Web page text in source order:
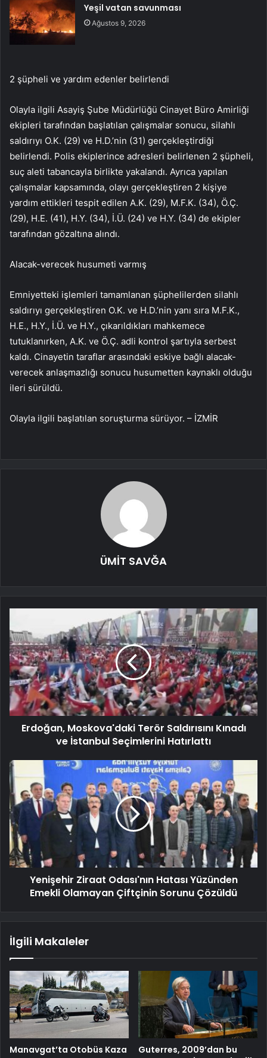
Yeşil vatan savunması
Ağustos 9, 2026
2 şüpheli ve yardım edenler belirlendi
Olayla ilgili Asayiş Şube Müdürlüğü Cinayet Büro Amirliği
ekipleri tarafından başlatılan çalışmalar sonucu, silahlı
saldırıyı O.K. (29) ve H.D.’nin (31) gerçekleştirdiği
belirlendi. Polis ekiplerince adresleri belirlenen 2 şüpheli,
suç aleti tabancayla birlikte yakalandı. Ayrıca yapılan
çalışmalar kapsamında, olayı gerçekleştiren 2 kişiye
yardım ettikleri tespit edilen A.K. (29), M.F.K. (34), Ö.Ç.
(29), H.E. (41), H.Y. (34), İ.Ü. (24) ve H.Y. (34) de ekipler
tarafından gözaltına alındı.
Alacak-verecek husumeti varmış
Emniyetteki işlemleri tamamlanan şüphelilerden silahlı
saldırıyı gerçekleştiren O.K. ve H.D.’nin yanı sıra M.F.K.,
H.E., H.Y., İ.Ü. ve H.Y., çıkarıldıkları mahkemece
tutuklanırken, A.K. ve Ö.Ç. adli kontrol şartıyla serbest
kaldı. Cinayetin taraflar arasındaki eskiye bağlı alacak-
verecek anlaşmazlığı sonucu husumetten kaynaklı olduğu
ileri sürüldü.
Olayla ilgili başlatılan soruşturma sürüyor. – İZMİR
ÜMİT SAVĞA
Erdoğan, Moskova'daki Terör Saldırısını Kınadı
ve İstanbul Seçimlerini Hatırlattı
Yenişehir Ziraat Odası'nın Hatası Yüzünden
Emekli Olamayan Çiftçinin Sorunu Çözüldü
İlgili Makaleler
Manavgat’ta Otobüs Kaza
Guterres, 2009’dan bu